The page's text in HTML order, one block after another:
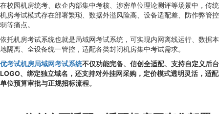
在校园机房统考、政企内部集中考核、涉密单位理论测评等场景中，传统
机房考试模式存在部署繁琐、数据外溢风险高、设备适配差、防作弊管控
弱等痛点。
依托机房考试系统也就是局域网考试系统，可实现内网离线运行、数据本
地隔离、全设备统一管控，适配各类封闭机房集中考试需求。
优考试机房局域网考试系统不仅功能完备、信创全适配、支持自定义后台
LOGO、绑定独立域名，还支持对外挂网采购，定价模式透明灵活，适配
单位预算审批与正规招标流程。